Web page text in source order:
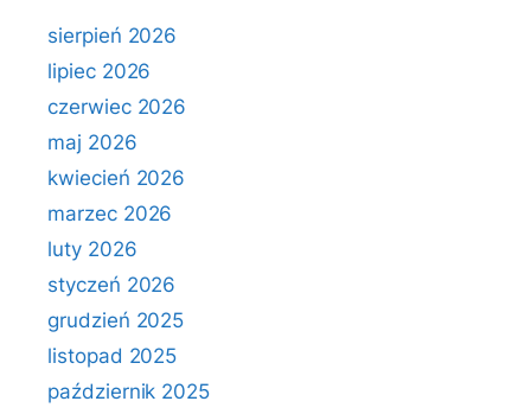
sierpień 2026
lipiec 2026
czerwiec 2026
maj 2026
kwiecień 2026
marzec 2026
luty 2026
styczeń 2026
grudzień 2025
listopad 2025
październik 2025